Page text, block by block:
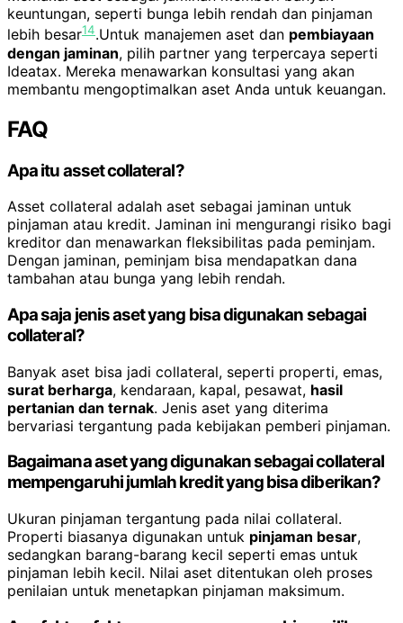
keuntungan, seperti bunga lebih rendah dan pinjaman
lebih besar14.Untuk manajemen aset dan pembiayaan
dengan jaminan, pilih partner yang terpercaya seperti
Ideatax. Mereka menawarkan konsultasi yang akan
membantu mengoptimalkan aset Anda untuk keuangan.
FAQ
Apa itu asset collateral?
Asset collateral adalah aset sebagai jaminan untuk
pinjaman atau kredit. Jaminan ini mengurangi risiko bagi
kreditor dan menawarkan fleksibilitas pada peminjam.
Dengan jaminan, peminjam bisa mendapatkan dana
tambahan atau bunga yang lebih rendah.
Apa saja jenis aset yang bisa digunakan sebagai
collateral?
Banyak aset bisa jadi collateral, seperti properti, emas,
surat berharga, kendaraan, kapal, pesawat, hasil
pertanian dan ternak. Jenis aset yang diterima
bervariasi tergantung pada kebijakan pemberi pinjaman.
Bagaimana aset yang digunakan sebagai collateral
mempengaruhi jumlah kredit yang bisa diberikan?
Ukuran pinjaman tergantung pada nilai collateral.
Properti biasanya digunakan untuk pinjaman besar,
sedangkan barang-barang kecil seperti emas untuk
pinjaman lebih kecil. Nilai aset ditentukan oleh proses
penilaian untuk menetapkan pinjaman maksimum.